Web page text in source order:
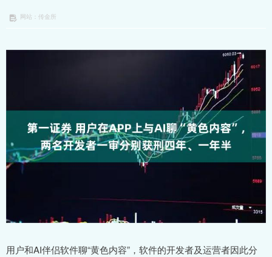
网站：传金所
用户和AI伴侣软件聊“黄色内容”，软件的开发者及运营者因此分